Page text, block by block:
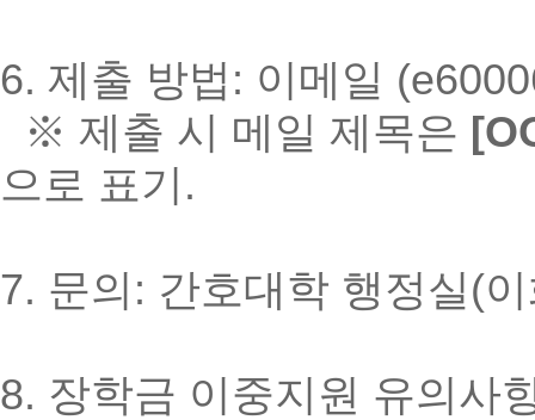
6. 제출 방법: 이메일
※ 제출 시 메일 제목은
으로 표기.
7. 문의: 간호대학 행정실(
8. 장학금 이중지원 유의사